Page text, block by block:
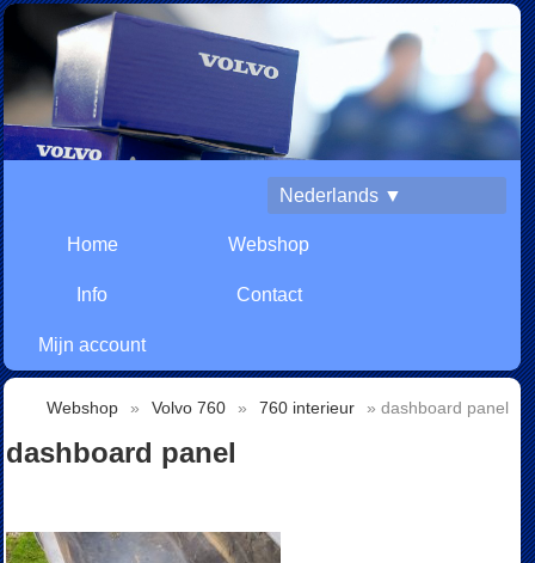
Nederlands ▼
Home Webshop
Info Contact
Mijn account
Webshop » Volvo 760 » 760 interieur » dashboard panel
dashboard panel